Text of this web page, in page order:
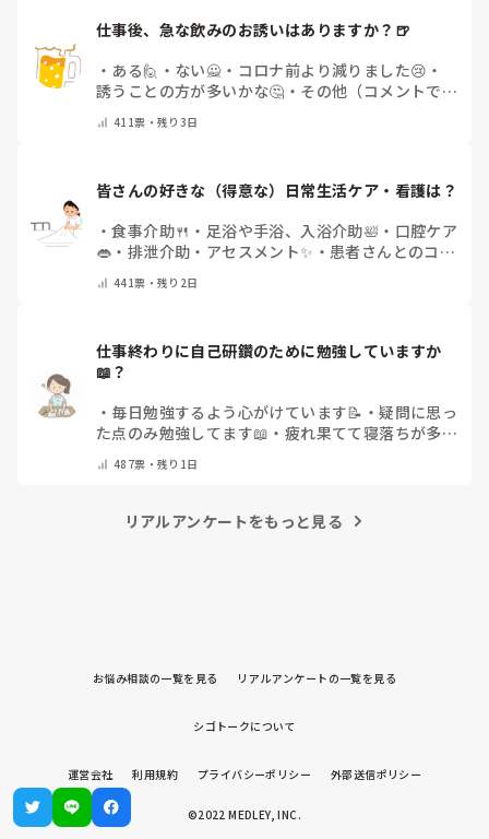
仕事後、急な飲みのお誘いはありますか？🍺
・ ある🙋 ・ ない🙅 ・ コロナ前より減りました😢 ・
誘うことの方が多いかな🤔 ・ その他（コメントで教
411票・残り3日
皆さんの好きな（得意な）日常生活ケア・看護は？
・食事介助🍴 ・ 足浴や手浴、入浴介助🛀 ・ 口腔ケア
👄 ・ 排泄介助・アセスメント✨ ・ 患者さんとのコミ
で教えてください）
441票・残り2日
仕事終わりに自己研鑽のために勉強していますか
📖？
・ 毎日勉強するよう心がけています📝 ・疑問に思っ
た点のみ勉強してます📖 ・ 疲れ果てて寝落ちが多い
（コメントで教えてください）
487票・残り1日
リアルアンケートをもっと見る
お悩み相談の一覧を見る リアルアンケートの一覧を見る
シゴトークについて
運営会社 利用規約 プライバシーポリシー 外部送信ポリシー
©2022 MEDLEY, INC.